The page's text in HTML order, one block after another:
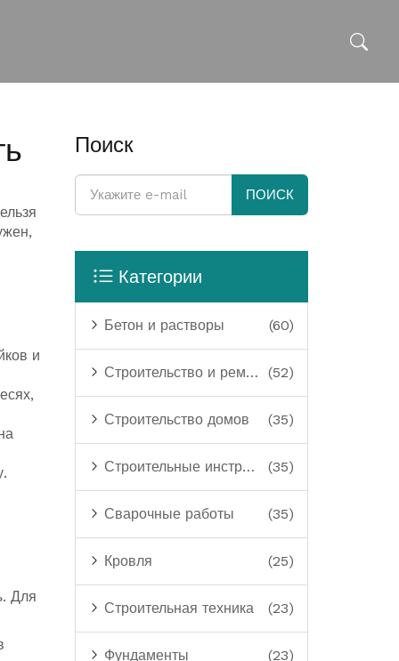
и
. Для
Поиск
ПОИСК
Категории
Бетон и растворы (60)
Строительство и ремонт (52)
Строительство домов (35)
Строительные инструменты (35)
Сварочные работы (35)
Кровля (25)
Строительная техника (23)
Фундаменты (23)